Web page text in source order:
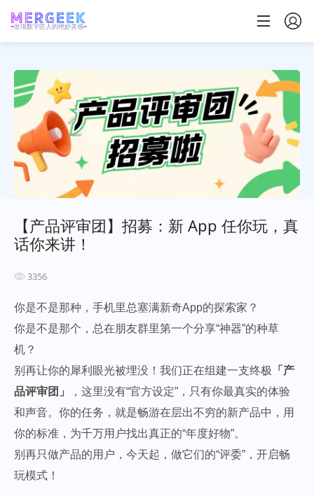
发现数字匠人的绝妙灵感
【产品评审团】招募：新 App 任你玩，真
话你来讲！
3356
你是不是那种，手机里总塞满新奇App的探索家？
你是不是那个，总在朋友群里第一个分享“神器”的种草
机？
别再让你的犀利眼光被埋没！我们正在组建一支终极 「产
品评审团」
，这里没有“官方设定”，只有你最真实的体验
和声音。你的任务，就是畅游在层出不穷的新产品中，用
你的标准，为千万用户找出真正的“年度好物”。
别再只做产品的用户，今天起，做它们的“评委”，开启畅
玩模式！